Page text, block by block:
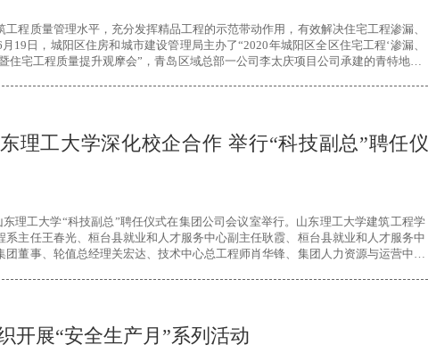
工程质量管理水平，充分发挥精品工程的示范带动作用，有效解决住宅工程渗漏、
19日，城阳区住房和城市建设管理局主办了“2020年城阳区全区住宅工程‘渗漏、
住宅工程质量提升观摩会”，青岛区域总部一公司李太庆项目公司承建的青特地铁·
理工大学深化校企合作 举行“科技副总”聘任仪
理工大学“科技副总”聘任仪式在集团公司会议室举行。山东理工大学建筑工程学
系主任王春光、桓台县就业和人才服务中心副主任耿霞、桓台县就业和人才服务中
团董事、轮值总经理关宏达、技术中心总工程师肖华锋、集团人力资源与运营中心
开展“安全生产月”系列活动